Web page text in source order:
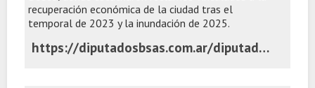
recuperación económica de la ciudad tras el
temporal de 2023 y la inundación de 2025.
https://diputadosbsas.com.ar/diputados-senadores-comerciantes-bahia-blanca/